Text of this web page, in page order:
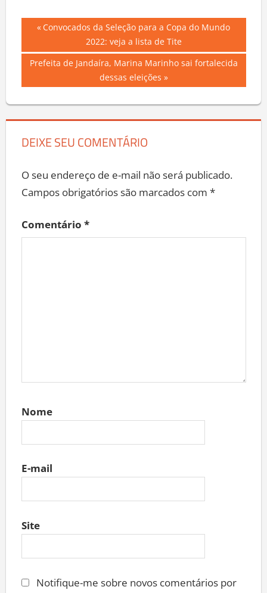
Navegação
de
Previous
Convocados da Seleção para a Copa do Mundo
2022: veja a lista de Tite
Next
Prefeita de Jandaíra, Marina Marinho sai fortalecida
dessas eleições
DEIXE SEU COMENTÁRIO
O seu endereço de e-mail não será publicado.
Campos obrigatórios são marcados com *
Comentário *
Nome
E-mail
Site
Notifique-me sobre novos comentários por